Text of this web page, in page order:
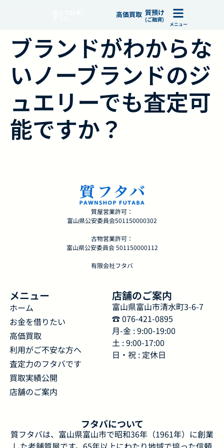
高価買取 質預け
(ご融資)
メニュー
ブランドがわからな
いノーブランドのジ
ュエリーでも査定可
能ですか？
質屋営業許可：
富山県公安委員会501150000302
古物営業許可：
富山県公安委員会 501150000112
有限会社フタバ
メニュー
ホーム
お金を借りたい
高価買取
利用がご不安な方へ
査定力のフタバです
買取実績公開
店舗のご案内
店舗のご案内
富山県富山市清水町3-6-7
☎︎ 076-421-0895
月-金 : 9:00-19:00
土 : 9:00-17:00
日・祝 : 定休日
フタバについて
質フタバは、富山県富山市で昭和36年（1961年）に創業